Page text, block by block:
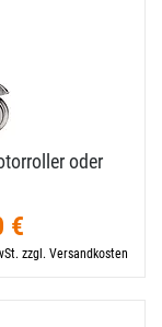
oder
€
zzgl. Versandkosten